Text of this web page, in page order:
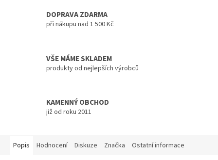
DOPRAVA ZDARMA
při nákupu nad 1 500 Kč
VŠE MÁME SKLADEM
produkty od nejlepších výrobců
KAMENNÝ OBCHOD
již od roku 2011
Popis Hodnocení Diskuze Značka Ostatní informace